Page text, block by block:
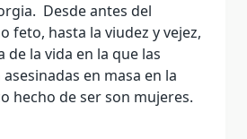
Desde antes del
feto, hasta la viudez y vejez,
de la vida en la que las
en masa en la
hecho de ser son mujeres.